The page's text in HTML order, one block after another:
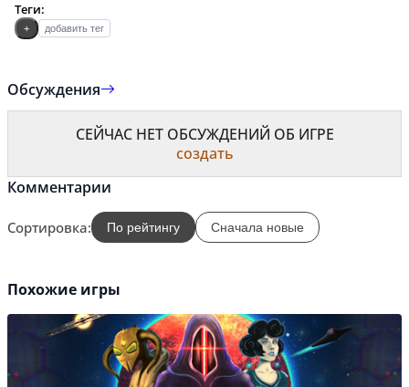
Теги:
+ добавить тег
Обсуждения
СЕЙЧАС НЕТ ОБСУЖДЕНИЙ ОБ ИГРЕ
создать
Комментарии
Сортировка: По рейтингу Сначала новые
Похожие игры